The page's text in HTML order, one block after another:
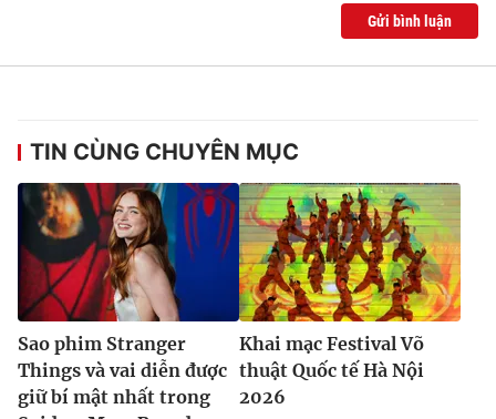
® Cấm sao chép dưới mọi hình thức nếu không có sự chấp
thuận bằng văn bản. Ghi rõ nguồn VTV.vn khi phát hành lại
Gửi bình luận
TIN CÙNG CHUYÊN MỤC
Sao phim Stranger
Things và vai diễn được
giữ bí mật nhất trong
Khai mạc Festival Võ
thuật Quốc tế Hà Nội
2026